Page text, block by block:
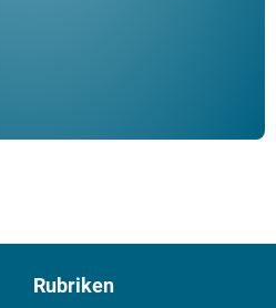
Rubriken